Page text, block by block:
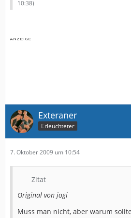
10:38)
Exteraner
Erleuchteter
7. Oktober 2009 um 10:54
Zitat
Original von jögi
Muss man nicht, aber warum